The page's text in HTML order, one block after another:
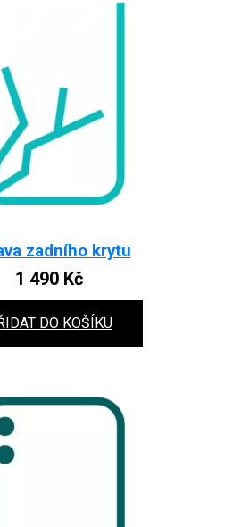
zadního krytu
1 490 Kč
DO KOŠÍKU